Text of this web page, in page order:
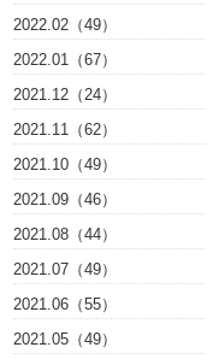
2022.02（49）
2022.01（67）
2021.12（24）
2021.11（62）
2021.10（49）
2021.09（46）
2021.08（44）
2021.07（49）
2021.06（55）
2021.05（49）